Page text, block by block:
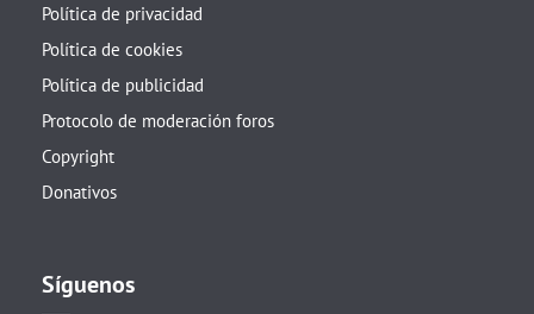
Política de privacidad
Política de cookies
Política de publicidad
Protocolo de moderación foros
Copyright
Donativos
Síguenos